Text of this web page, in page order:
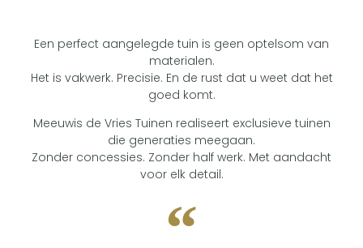
Een perfect aangelegde tuin is geen optelsom van
materialen.
Het is vakwerk. Precisie. En de rust dat u weet dat het
goed komt.
Meeuwis de Vries Tuinen realiseert exclusieve tuinen
die generaties meegaan.
Zonder concessies. Zonder half werk. Met aandacht
voor elk detail.